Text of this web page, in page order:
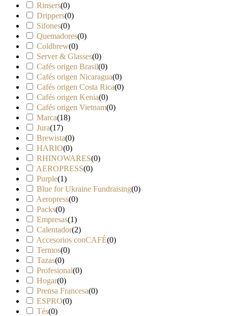
Rinsers(0)
Drippers(0)
Sifones(0)
Quemadores(0)
Coldbrew(0)
Server & Glasses(0)
Cafés origen Brasil(0)
Cafés origen Nicaragua(0)
Cafés origen Costa Rica(0)
Cafés origen Kenia(0)
Cafés origen Vietnam(0)
Marca(18)
Jura(17)
Brewista(0)
HARIO(0)
RHINOWARES(0)
AEROPRESS(0)
Purple(1)
Blue for Ukraine Fundraising(0)
Aeropress(0)
Packs(0)
Empresas(1)
Calentador(2)
Accesorios conCAFÉ(0)
Termos(0)
Tazas(0)
Profesional(0)
Hogar(0)
Prensa Francesa(0)
ESPRO(0)
Tés(0)